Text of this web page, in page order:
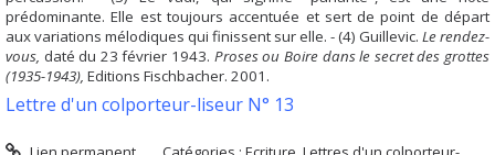
prédominante. Elle est toujours accentuée et sert de point de départ
aux variations mélodiques qui finissent sur elle. - (4) Guillevic. Le rendez-
vous, daté du 23 février 1943. Proses ou Boire dans le secret des grottes
(1935-1943), Editions Fischbacher. 2001.
Lettre d'un colporteur-liseur N° 13